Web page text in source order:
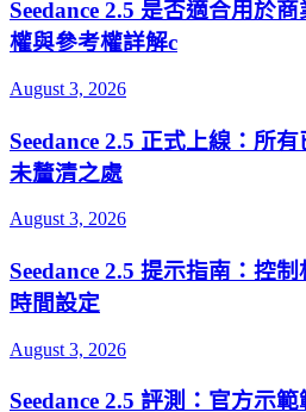
Seedance 2.5 是否適合用於
權與參考權詳解c
August 3, 2026
Seedance 2.5 正式上線：所
未釐清之處
August 3, 2026
Seedance 2.5 提示指南：控
時間設定
August 3, 2026
Seedance 2.5 評測：官方示